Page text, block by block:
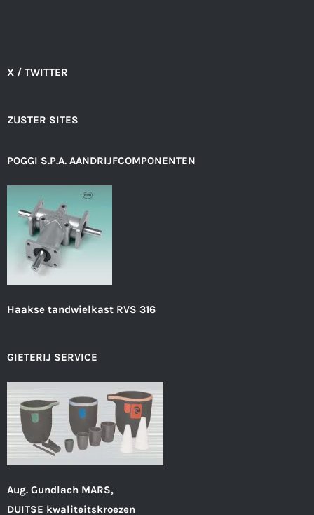
X / TWITTER
ZUSTER SITES
POGGI S.P.A. AANDRIJFCOMPONENTEN
Haakse tandwielkast RVS 316
GIETERIJ SERVICE
Aug. Gundlach MARS,
DUITSE kwaliteitskroezen